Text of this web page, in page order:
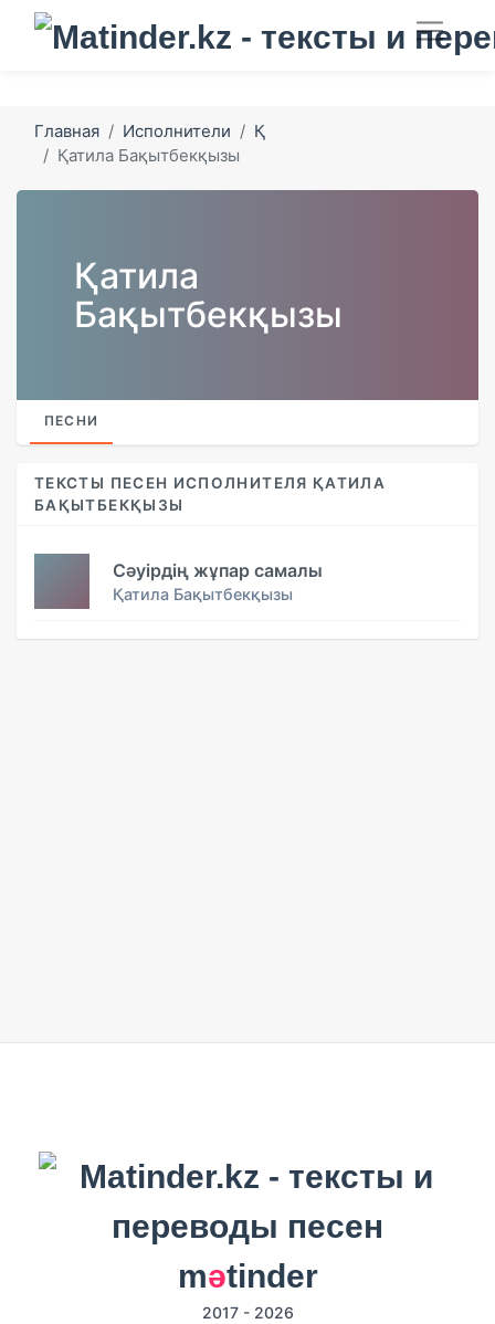
Главная Исполнители
Қ
Қатила Бақытбекқызы
Қатила
Бақытбекқызы
ПЕСНИ
ТЕКСТЫ ПЕСЕН ИСПОЛНИТЕЛЯ ҚАТИЛА
БАҚЫТБЕКҚЫЗЫ
Сәуірдің жұпар самалы
Қатила Бақытбекқызы
mәtinder
2017 - 2026